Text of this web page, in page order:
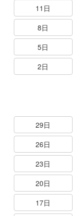
11日
8日
5日
2日
29日
26日
23日
20日
17日